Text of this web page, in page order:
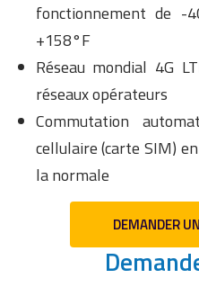
fonctionnement de
+158°F
Réseau mondial 4G
réseaux opérateurs
Commutation
cellulaire (carte SIM)
la normale
DEMANDER